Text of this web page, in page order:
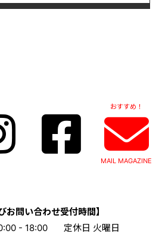
おすすめ！
MAIL MAGAZINE
お問い合わせ受付時間】
- 18:00
定休日 火曜日